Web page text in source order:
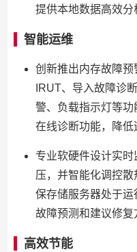
提供本地数据高效分
智能运维
创新推出内存故障
IRUT、导入故障诊
警、负载指示灯等
在线诊断功能，降低
专业软硬件设计实
压，并智能化调控
保存储服务器处于
故障预测和建议修复
高效节能